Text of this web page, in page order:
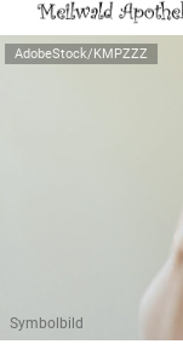
AdobeStock/KMPZZZ
Symbolbild